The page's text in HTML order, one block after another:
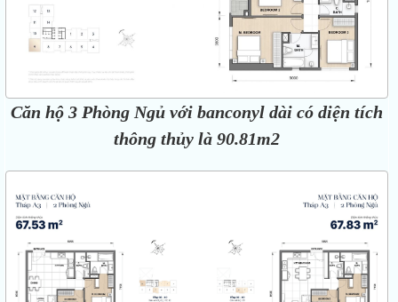
Căn hộ 3 Phòng Ngủ với banconyl dài có diện tích
thông thủy là 90.81m2